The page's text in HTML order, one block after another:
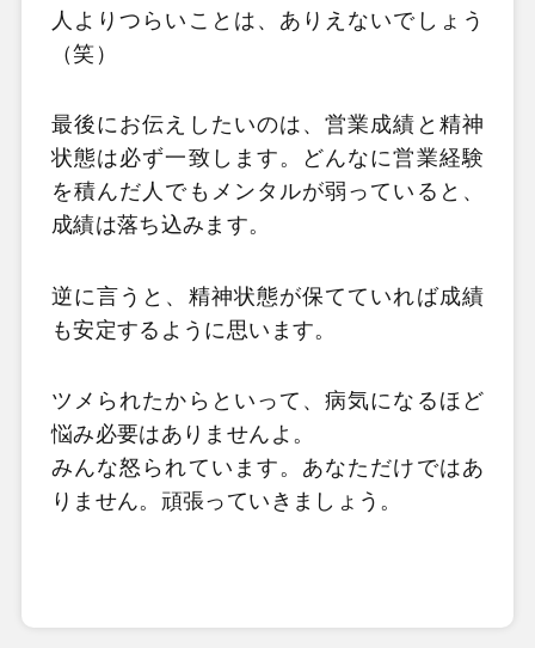
人よりつらいことは、ありえないでしょう
（笑）
最後にお伝えしたいのは、営業成績と精神
状態は必ず一致します。どんなに営業経験
を積んだ人でもメンタルが弱っていると、
成績は落ち込みます。
逆に言うと、精神状態が保てていれば成績
も安定するように思います。
ツメられたからといって、病気になるほど
悩み必要はありませんよ。
みんな怒られています。あなただけではあ
りません。頑張っていきましょう。